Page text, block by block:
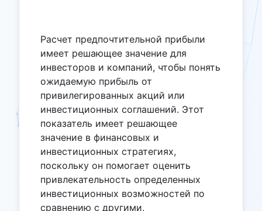
Расчет предпочтительной прибыли
имеет решающее значение для
инвесторов и компаний, чтобы понять
ожидаемую прибыль от
привилегированных акций или
инвестиционных соглашений. Этот
показатель имеет решающее
значение в финансовых и
инвестиционных стратегиях,
поскольку он помогает оценить
привлекательность определенных
инвестиционных возможностей по
сравнению с другими.